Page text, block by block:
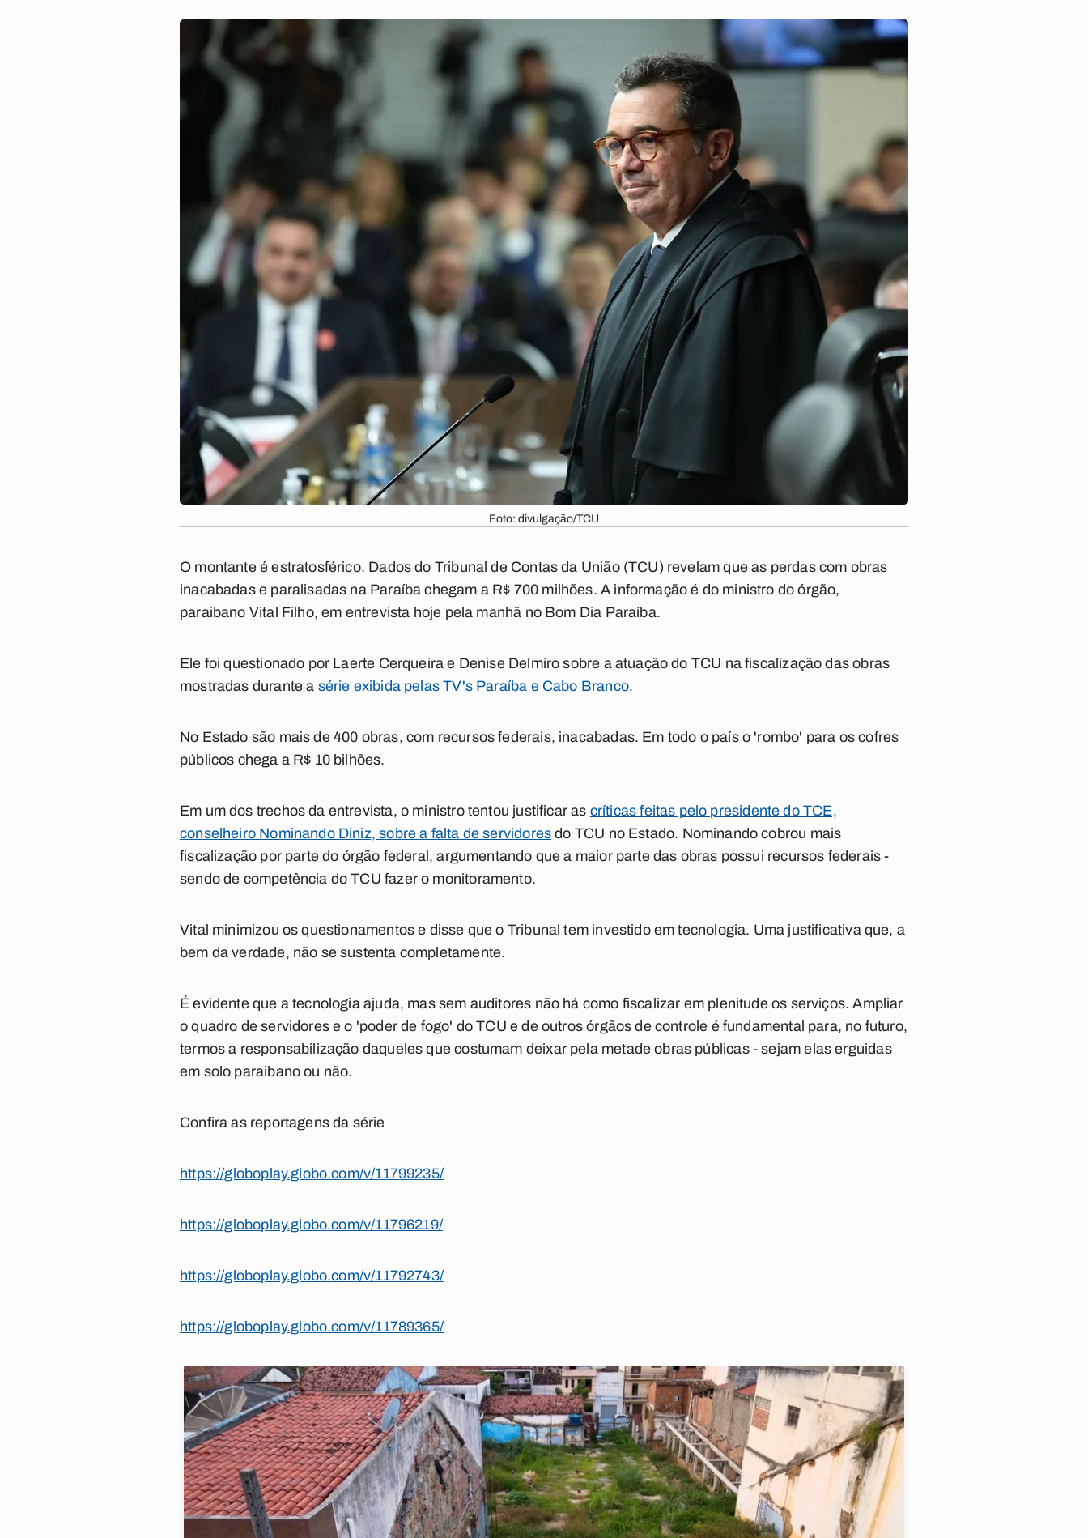
Foto: divulgação/TCU
O montante é estratosférico. Dados do Tribunal de Contas da União (TCU) revelam que as perdas com obras
inacabadas e paralisadas na Paraíba chegam a R$ 700 milhões. A informação é do ministro do órgão,
paraibano Vital Filho, em entrevista hoje pela manhã no Bom Dia Paraíba.
Ele foi questionado por Laerte Cerqueira e Denise Delmiro sobre a atuação do TCU na fiscalização das obras
mostradas durante a série exibida pelas TV's Paraíba e Cabo Branco.
No Estado são mais de 400 obras, com recursos federais, inacabadas. Em todo o país o 'rombo' para os cofres
públicos chega a R$ 10 bilhões.
Em um dos trechos da entrevista, o ministro tentou justificar as críticas feitas pelo presidente do TCE,
conselheiro Nominando Diniz, sobre a falta de servidores do TCU no Estado. Nominando cobrou mais
fiscalização por parte do órgão federal, argumentando que a maior parte das obras possui recursos federais -
sendo de competência do TCU fazer o monitoramento.
Vital minimizou os questionamentos e disse que o Tribunal tem investido em tecnologia. Uma justificativa que, a
bem da verdade, não se sustenta completamente.
É evidente que a tecnologia ajuda, mas sem auditores não há como fiscalizar em plenitude os serviços. Ampliar
o quadro de servidores e o 'poder de fogo' do TCU e de outros órgãos de controle é fundamental para, no futuro,
termos a responsabilização daqueles que costumam deixar pela metade obras públicas - sejam elas erguidas
em solo paraibano ou não.
Confira as reportagens da série
https://globoplay.globo.com/v/11799235/
https://globoplay.globo.com/v/11796219/
https://globoplay.globo.com/v/11792743/
https://globoplay.globo.com/v/11789365/